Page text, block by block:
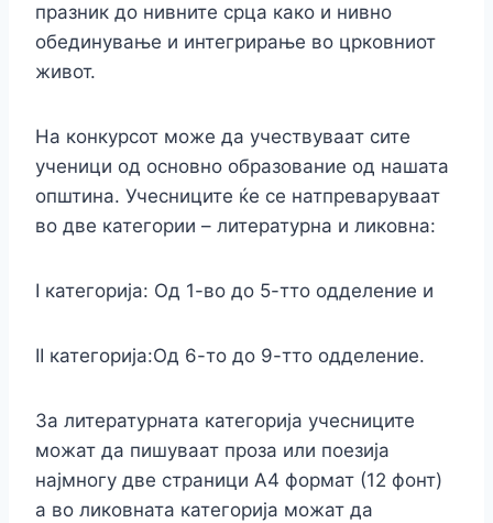
празник до нивните срца како и нивно
обединување и интегрирање во црковниот
живот.
На конкурсот може да учествуваат сите
ученици од основно образование од нашата
општина. Учесниците ќе се натпреваруваат
во две категории – литературна и ликовна:
I категорија: Од 1-во до 5-тто одделение и
II категорија:Од 6-то до 9-тто одделение.
За литературната категорија учесниците
можат да пишуваат проза или поезија
најмногу две страници А4 формат (12 фонт)
а во ликовната категорија можат да